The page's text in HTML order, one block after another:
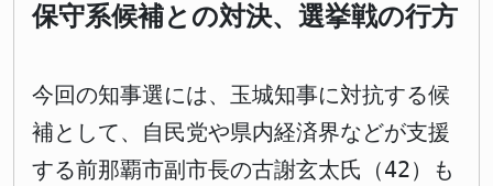
保守系候補との対決、選挙戦の行方
今回の知事選には、玉城知事に対抗する候
補として、自民党や県内経済界などが支援
する前那覇市副市長の古謝玄太氏（42）も